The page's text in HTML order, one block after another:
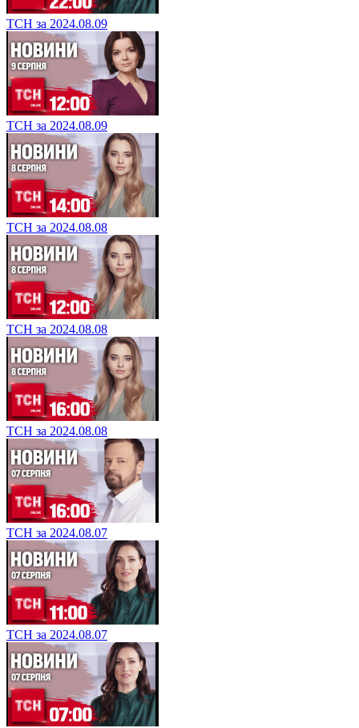
ТСН за 2024.08.09
ТСН за 2024.08.09
ТСН за 2024.08.08
ТСН за 2024.08.08
ТСН за 2024.08.08
ТСН за 2024.08.07
ТСН за 2024.08.07